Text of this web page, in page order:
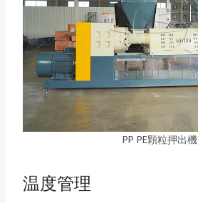
PP PE顆粒押出機
温度管理